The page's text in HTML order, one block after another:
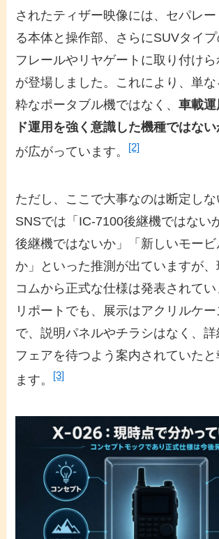
されたティザー映像には、セパレ
る本体と操作部、さらにSUVタイ
フレールやリヤゲートに取り付け
が登場しました。これにより、単
粋なポータブル機ではなく、車載
ド運用を強く意識した機種ではな
が広がっています。
[2]
ただし、ここで大事なのは断定しな
SNSでは「IC-7100後継機ではない
後継機ではないか」「新しいモー
か」といった推測が出ていますが、
コムから正式な仕様は発表されて
リポートでも、展示はアクリルケ
で、説明パネルやチラシはなく、
フェアを待つよう案内されていた
ます。
[3]